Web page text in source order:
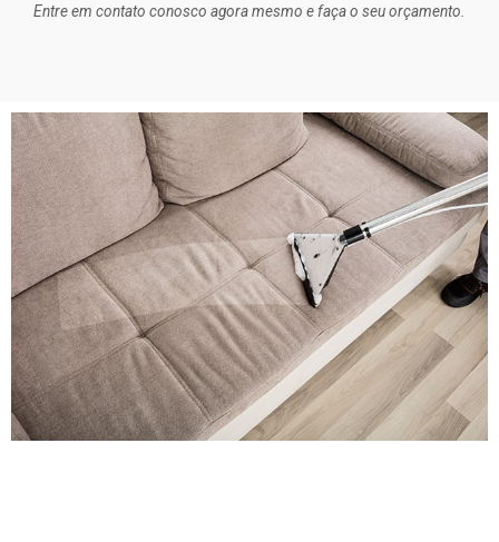
Entre em contato conosco agora mesmo e faça o seu orçamento.